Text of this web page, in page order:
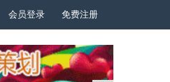
会员登录 免费注册